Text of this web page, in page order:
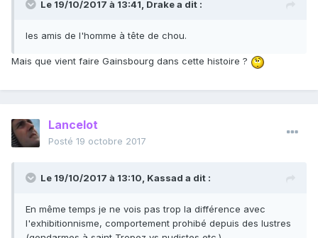
Le 19/10/2017 à 13:41, Drakea dit :
les amis de l'homme à tête de chou.
Mais que vient faire Gainsbourg dans cette histoire ?
Lancelot
Posté 19 octobre 2017
Le 19/10/2017 à 13:10, Kassad a dit :
En même temps je ne vois pas trop la différence avec
l'exhibitionnisme, comportement prohibé depuis des lustres